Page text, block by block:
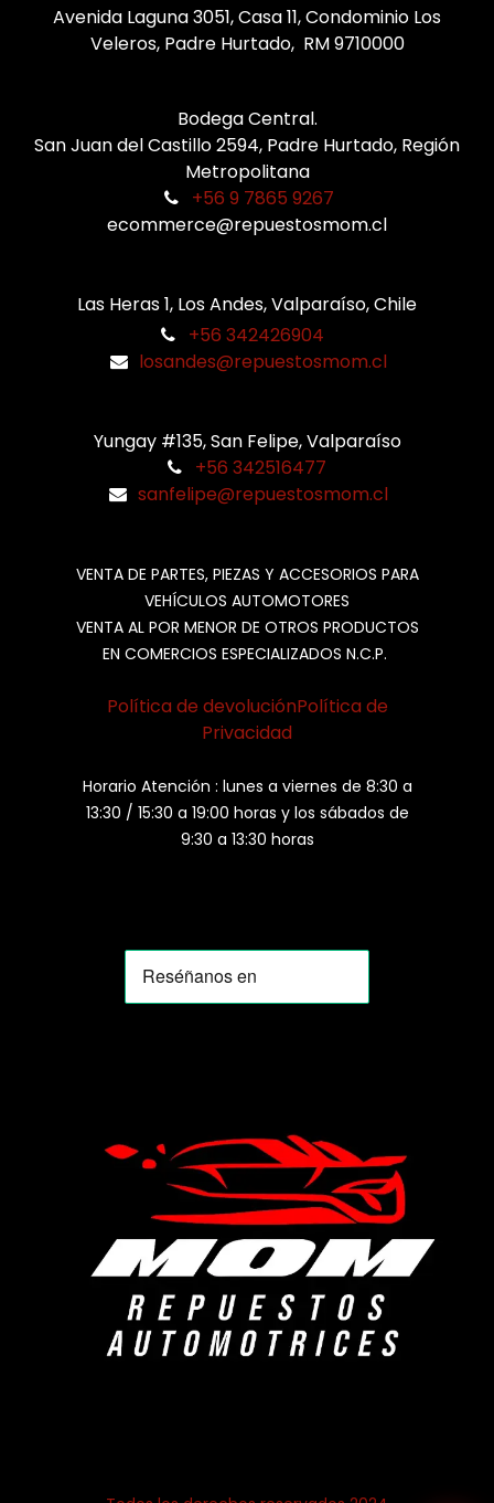
Avenida Laguna 3051, Casa 11, Condominio Los
Veleros, Padre Hurtado, RM 9710000
Bodega Central.
San Juan del Castillo 2594, Padre Hurtado, Región
Metropolitana
+56 9 7865 9267
ecommerce@repuestosmom.cl
Las Heras 1, Los Andes, Valparaíso, Chile
+56 342426904
losandes@repuestosmom.cl
Yungay #135, San Felipe, Valparaíso
+56 342516477
sanfelipe@repuestosmom.cl
VENTA DE PARTES, PIEZAS Y ACCESORIOS PARA
VEHÍCULOS AUTOMOTORES
VENTA AL POR MENOR DE OTROS PRODUCTOS
EN COMERCIOS ESPECIALIZADOS N.C.P.
Política de devoluciónPolítica de
Privacidad
Horario Atención : lunes a viernes de 8:30 a
13:30 / 15:30 a 19:00 horas y los sábados de
9:30 a 13:30 horas